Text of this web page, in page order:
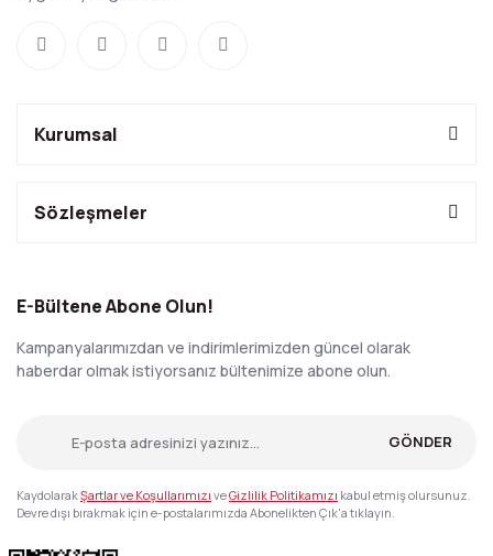
Kurumsal
Sözleşmeler
E-Bültene Abone Olun!
Kampanyalarımızdan ve indirimlerimizden güncel olarak
haberdar olmak istiyorsanız bültenimize abone olun.
GÖNDER
KaydolarakŞartlar ve Koşullarımızı veGizlilik Politikamızı kabul etmiş olursunuz.
Devre dışı bırakmak için e-postalarımızda Abonelikten Çık'a tıklayın.